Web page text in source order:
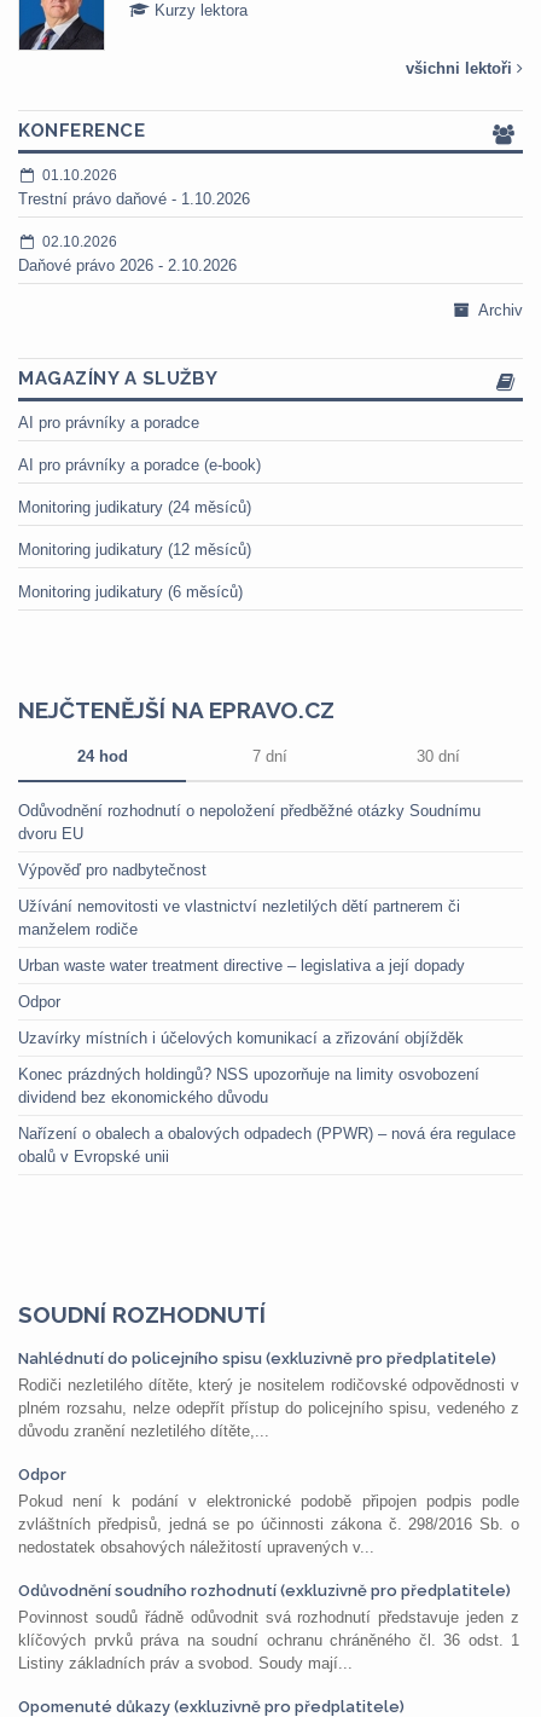
Kurzy lektora
všichni lektoři
KONFERENCE
01.10.2026
Trestní právo daňové - 1.10.2026
02.10.2026
Daňové právo 2026 - 2.10.2026
Archiv
MAGAZÍNY A SLUŽBY
AI pro právníky a poradce
AI pro právníky a poradce (e-book)
Monitoring judikatury (24 měsíců)
Monitoring judikatury (12 měsíců)
Monitoring judikatury (6 měsíců)
NEJČTENĚJŠÍ NA EPRAVO.CZ
24 hod 7 dní 30 dní
Odůvodnění rozhodnutí o nepoložení předběžné otázky Soudnímu
dvoru EU
Výpověď pro nadbytečnost
Užívání nemovitosti ve vlastnictví nezletilých dětí partnerem či
manželem rodiče
Urban waste water treatment directive – legislativa a její dopady
Odpor
Uzavírky místních i účelových komunikací a zřizování objížděk
Konec prázdných holdingů? NSS upozorňuje na limity osvobození
dividend bez ekonomického důvodu
Nařízení o obalech a obalových odpadech (PPWR) – nová éra regulace
obalů v Evropské unii
SOUDNÍ ROZHODNUTÍ
Nahlédnutí do policejního spisu (exkluzivně pro předplatitele)
Rodiči nezletilého dítěte, který je nositelem rodičovské odpovědnosti v
plném rozsahu, nelze odepřít přístup do policejního spisu, vedeného z
důvodu zranění nezletilého dítěte,...
Odpor
Pokud není k podání v elektronické podobě připojen podpis podle
zvláštních předpisů, jedná se po účinnosti zákona č. 298/2016 Sb. o
nedostatek obsahových náležitostí upravených v...
Odůvodnění soudního rozhodnutí (exkluzivně pro předplatitele)
Povinnost soudů řádně odůvodnit svá rozhodnutí představuje jeden z
klíčových prvků práva na soudní ochranu chráněného čl. 36 odst. 1
Listiny základních práv a svobod. Soudy mají...
Opomenuté důkazy (exkluzivně pro předplatitele)